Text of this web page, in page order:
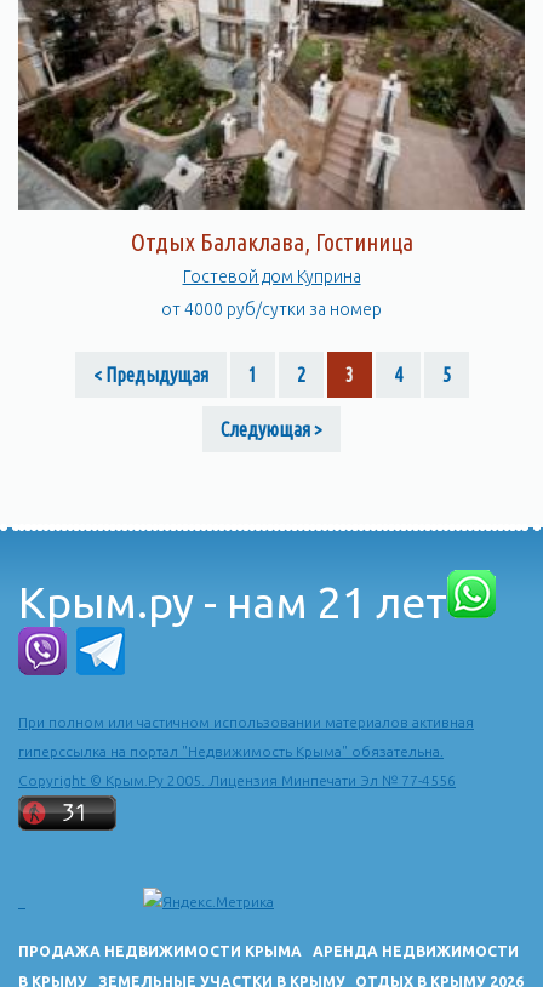
Отдых Балаклава, Гостиница
Гостевой дом Куприна
от 4000 руб/сутки за номер
< Предыдущая 1 2 3 4 5
Следующая >
Крым.ру - нам 21 лет
При полном или частичном использовании материалов активная
гиперссылка на портал "Недвижимость Крыма" обязательна.
Copyright © Крым.Ру 2005. Лицензия Минпечати Эл № 77-4556
ПРОДАЖА НЕДВИЖИМОСТИ КРЫМА
АРЕНДА НЕДВИЖИМОСТИ
В КРЫМУ
ЗЕМЕЛЬНЫЕ УЧАСТКИ В КРЫМУ ОТДЫХ В КРЫМУ 2026